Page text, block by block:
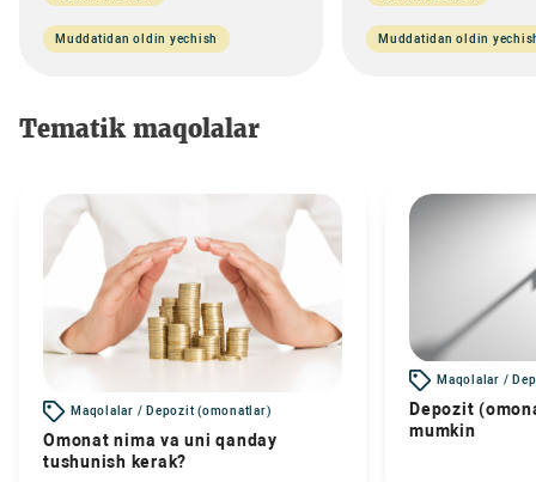
Muddatidan oldin yechish Muddatidan oldin
Tematik maqolalar
Maqolalar / Depozit (omonatlar)
Omonat nima va uni qanday
tushunish kerak?
Maqolalar /
Depozit
mumkin